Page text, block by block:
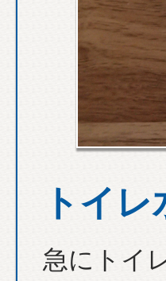
トイ
急にトイ